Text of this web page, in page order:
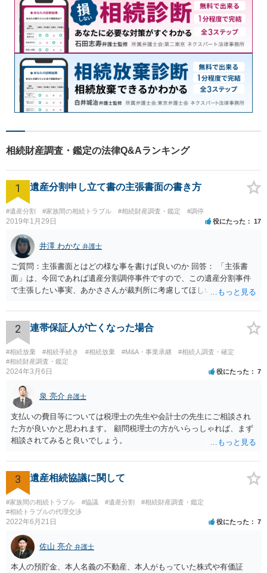
相続財産調査・鑑定の法律Q&Aランキング
1 遺産分割申し立て書の主張書面の書き方
#遺産分割 #家族間の相続トラブル #相続財産調査・鑑定 #調停
2019年1月29日 役にたった 17
井澤 わかな 弁護士
ご質問：主張書面とはどの様な事を書けば良いのか 回答： 「主張書
面」は、今回であれば遺産分割調停事件ですので、この遺産分割事件
で主張したい事実、あかささんが裁判所に考慮してほしいと思う、亡
ります。 もし、主張したい事実や考慮してほしい事情に関連して
資料を持っているようであれば、主張書面とは別で提出できます。も
し、お姉さんに見られたくないような資料がある場合、「非開示の希
望に関する申出書」と共に提出することも考えられます。 ご質問：書
いた方が良い事と書かない方が良い事 回答： お姉さんが申立書の「申
立ての趣旨」のところに書いている遺産の分け方に対して意見があれ
ば、まずそれを書くとよいです。 次に「申立ての理由」のところに、
なぜ調停を申し立てたのか(例えば、あかささんと話合いが出来ない／
決裂した、など)や亡くなった方・あかささん・お姉さん間の事情やい
きさつなどが書かれていると思うので、あかささんから見てそれは違
うと感じるところは、どのように違うのか、など書くとよいです。 そ
の他、お姉さんの申立書には書かれていないけど、どのように遺産を
った等)、それも書くとよいです。 書かない方が良いと思うことは、遺
産分割に関係ない(と思われる)いきさつを沢山盛り込むことだと考えま
す(あくまで遺産分割に関係することに留める方が、裁判所や調停委員
の方に事情を理解してもらいやすいと思います)。
2 連帯保証人が亡くなった場合
#相続放棄 #相続手続き #相続放棄 #M&A・事業承継
#相続人調査・確定
#相続財産調査・鑑定
2024年3月6日 役にたった 7
泉 亮介 弁護士
支払いの費目等については税理士の先生や会計士の先生にご相談され
た方が良いかと思われます。 顧問税理士の方がいらっしゃれば、まず
相談されてみると良いでしょう。
3 遺産相続協議に関して
#家族間の相続トラブル #協議 #遺産分割
#相続財産調査・鑑定
#相続トラブルの代理交渉
2022年6月21日 役にたった 7
佐山 亮介 弁護士
本人の預貯金、本人名義の不動産、本人がもっていた株式や有価証